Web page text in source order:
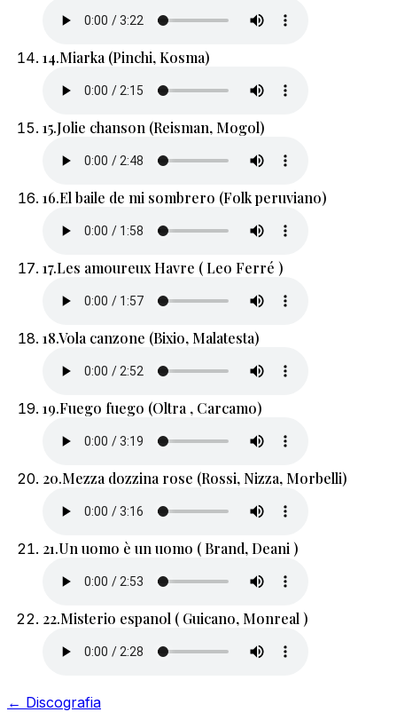
14.Miarka (Pinchi, Kosma)
15.Jolie chanson (Reisman, Mogol)
16.El baile de mi sombrero (Folk peruviano)
17.Les amoureux Havre ( Leo Ferré )
18.Vola canzone (Bixio, Malatesta)
19.Fuego fuego (Oltra , Carcamo)
20.Mezza dozzina rose (Rossi, Nizza, Morbelli)
21.Un uomo è un uomo ( Brand, Deani )
22.Misterio espanol ( Guicano, Monreal )
← Discografia